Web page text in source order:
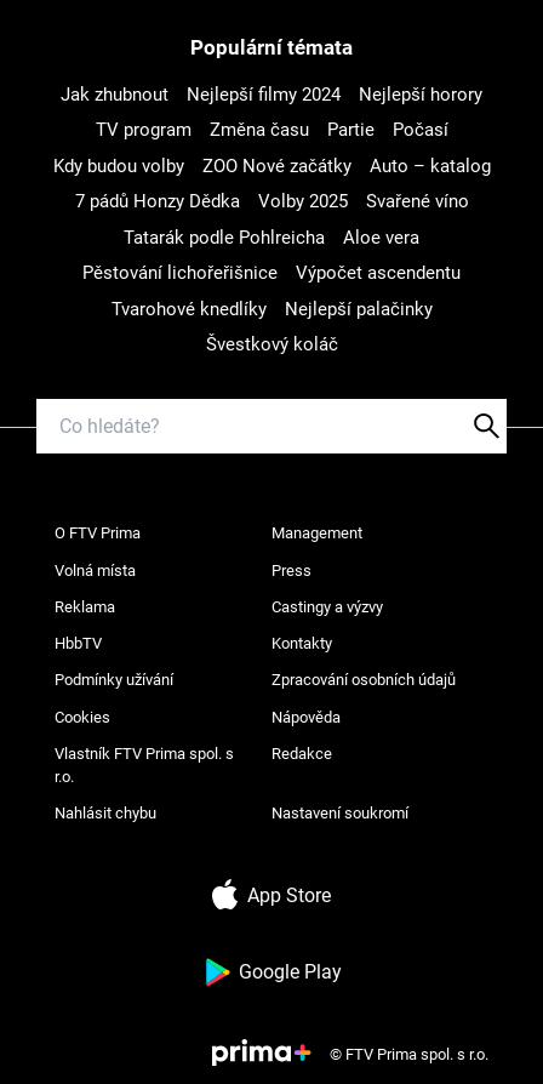
Populární témata
Jak zhubnout Nejlepší filmy 2024
Nejlepší horory
TV program
Změna času Partie
Počasí
Kdy budou volby
ZOO Nové začátky
Auto – katalog
7 pádů Honzy Dědka
Volby 2025
Svařené víno
Tatarák podle Pohlreicha
Aloe vera
Pěstování lichořeřišnice
Výpočet ascendentu
Tvarohové knedlíky
Nejlepší palačinky
Švestkový koláč
O FTV Prima Management
Volná místa Press
Reklama Castingy a výzvy
HbbTV Kontakty
Podmínky užívání Zpracování osobních údajů
Cookies Nápověda
Vlastník FTV Prima spol. s
r.o.
Redakce
Nahlásit chybu Nastavení soukromí
App Store
Google Play
© FTV Prima spol. s r.o.